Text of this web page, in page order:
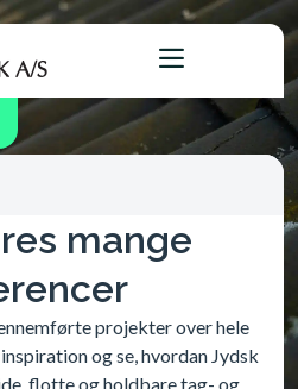
mange
projekter over hele
og se, hvordan Jydsk
flotte og holdbare tag- og